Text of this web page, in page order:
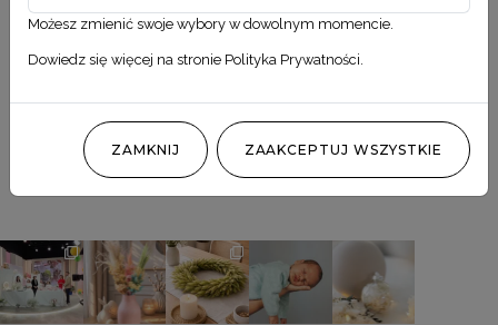
Obserwuj nas
@MILA_ODMIANA
Możesz zmienić swoje wybory w dowolnym momencie.
Dowiedz się więcej na stronie Polityka Prywatności
ZAMKNIJ ZAAKCEPTUJ WSZYSTKIE